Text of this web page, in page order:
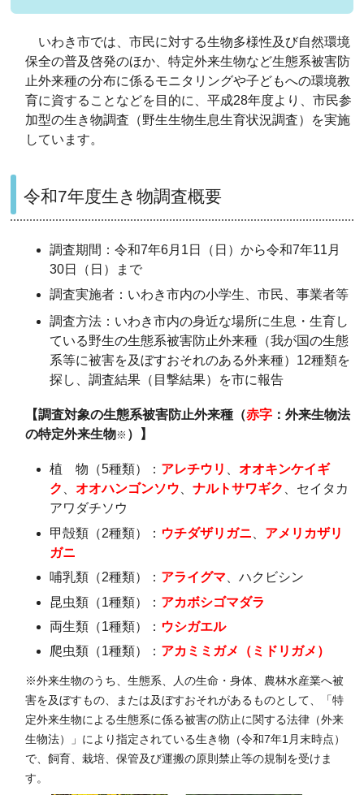
いわき市では、市民に対する生物多様性及び自然環境
保全の普及啓発のほか、特定外来生物など生態系被害防
止外来種の分布に係るモニタリングや子どもへの環境教
育に資することなどを目的に、平成28年度より、市民参
加型の生き物調査（野生生物生息生育状況調査）を実施
しています。
令和7年度生き物調査概要
調査期間：令和7年6月1日（日）から令和7年11月
30日（日）まで
調査実施者：いわき市内の小学生、市民、事業者等
調査方法：いわき市内の身近な場所に生息・生育し
ている野生の生態系被害防止外来種（我が国の生態
系等に被害を及ぼすおそれのある外来種）12種類を
探し、調査結果（目撃結果）を市に報告
【調査対象の生態系被害防止外来種（赤字 ：外来生物法
の特定外来生物※ ）】
植 物（5種類）： アレチウリ 、オオキンケイギ
ク 、オオハンゴンソウ、ナルトサワギク 、セイタカ
アワダチソウ
甲殻類（2種類）： ウチダザリガニ
アメリカザリ
ガニ
哺乳類（2種類）： アライグマ 、ハクビシン
昆虫類（1種類）： アカボシゴマダラ
両生類（1種類）： ウシガエル
爬虫類（1種類）： アカミミガメ（ミドリガメ）
※外来生物のうち、生態系、人の生命・身体、農林水産業へ被
害を及ぼすもの、または及ぼすおそれがあるものとして、「特
定外来生物による生態系に係る被害の防止に関する法律（外来
生物法）」により指定されている生き物（令和7年1月末時点）
で、飼育、栽培、保管及び運搬の原則禁止等の規制を受けま
す。